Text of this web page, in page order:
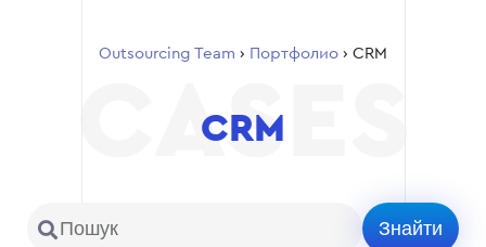
Outsourcing Team › Портфолио › CRM
CRM